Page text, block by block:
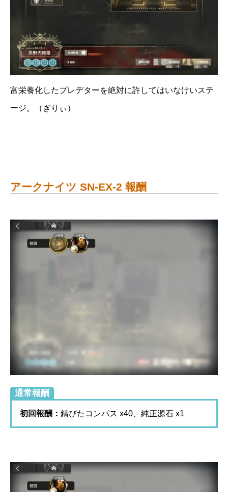
富栄養化したプレデターを絶対に許してはいなけいステ
ージ。（ぎりぃ）
アークナイツ SN-EX-2 報酬
通常報酬
初回報酬： 錆びたコンパス x40、純正源石 x1